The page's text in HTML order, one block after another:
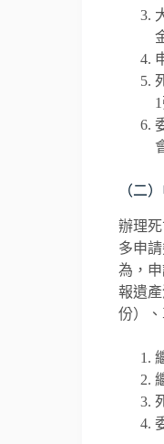
（二
辦理
多申
為，
報遺
份）